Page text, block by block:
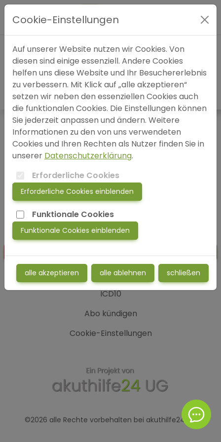
Hauptmenü
Expertensuche
Blog
FAQ
SOS
login
Warenkorb
Ihr Warenkorb ist leer.
Datenschutzerklärung
Impressum
AGB
AGB-Abo
Widerrufsrecht
Nutzungsbedingungen
Stigma
ICD10
Abo kündigen
Cookie-Einstellungen
Cookie-Einstellungen
Auf unserer Website nutzen wir Cookies. Von
diesen sind einige essenziell. Andere Cookies
helfen uns diese Website und Ihr Besuchererlebnis
zu verbessern. Mit Klick auf „alle akzeptieren“
setzen wir neben den essenziellen Cookies auch
die funktionalen Cookies. Die Einstellungen können
Sie jederzeit anpassen und ändern. Weitere
Informationen zu den von uns verwendeten
Cookies und Ihren Rechten als Nutzer finden Sie in
unserer Datenschutzerklärung.
Erforderliche Cookies
Erforderliche Cookies einblenden
Funktionale Cookies
Funktionale Cookies einblenden
alle akzeptieren alle ablehnen schließen
©2026 alle Rechte vorbehalten bei akuthilfe24 UG